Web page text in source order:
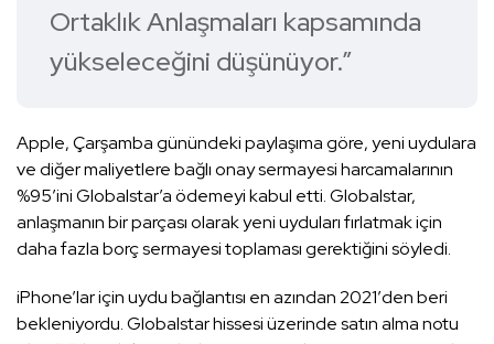
Ortaklık Anlaşmaları kapsamında
yükseleceğini düşünüyor.”
Apple, Çarşamba günündeki paylaşıma göre, yeni uydulara
ve diğer maliyetlere bağlı onay sermayesi harcamalarının
%95′ini Globalstar’a ödemeyi kabul etti. Globalstar,
anlaşmanın bir parçası olarak yeni uyduları fırlatmak için
daha fazla borç sermayesi toplaması gerektiğini söyledi.
iPhone’lar için uydu bağlantısı en azından 2021′den beri
bekleniyordu. Globalstar hissesi üzerinde satın alma notu